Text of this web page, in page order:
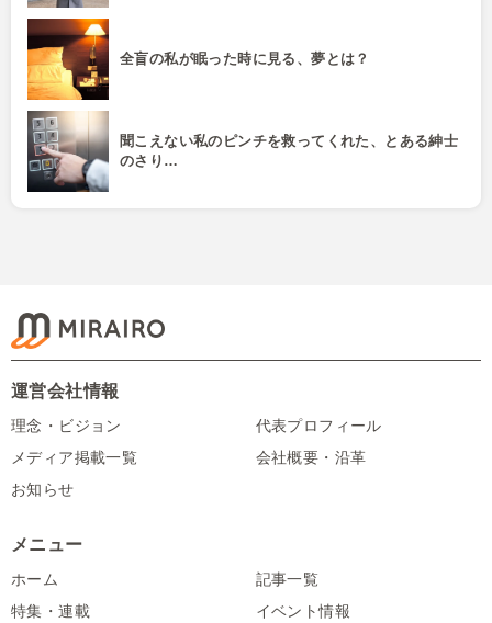
全盲の私が眠った時に見る、夢とは？
聞こえない私のピンチを救ってくれた、とある紳士
のさり…
運営会社情報
理念・ビジョン
代表プロフィール
メディア掲載一覧
会社概要・沿革
お知らせ
メニュー
ホーム
記事一覧
特集・連載
イベント情報